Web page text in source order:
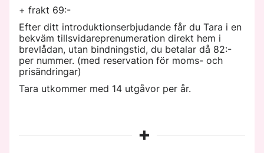
+ frakt 69:-
Efter ditt introduktionserbjudande får du Tara i en
bekväm tillsvidareprenumeration direkt hem i
brevlådan, utan bindningstid, du betalar då 82:-
per nummer. (med reservation för moms- och
prisändringar)
Tara utkommer med 14 utgåvor per år.
+